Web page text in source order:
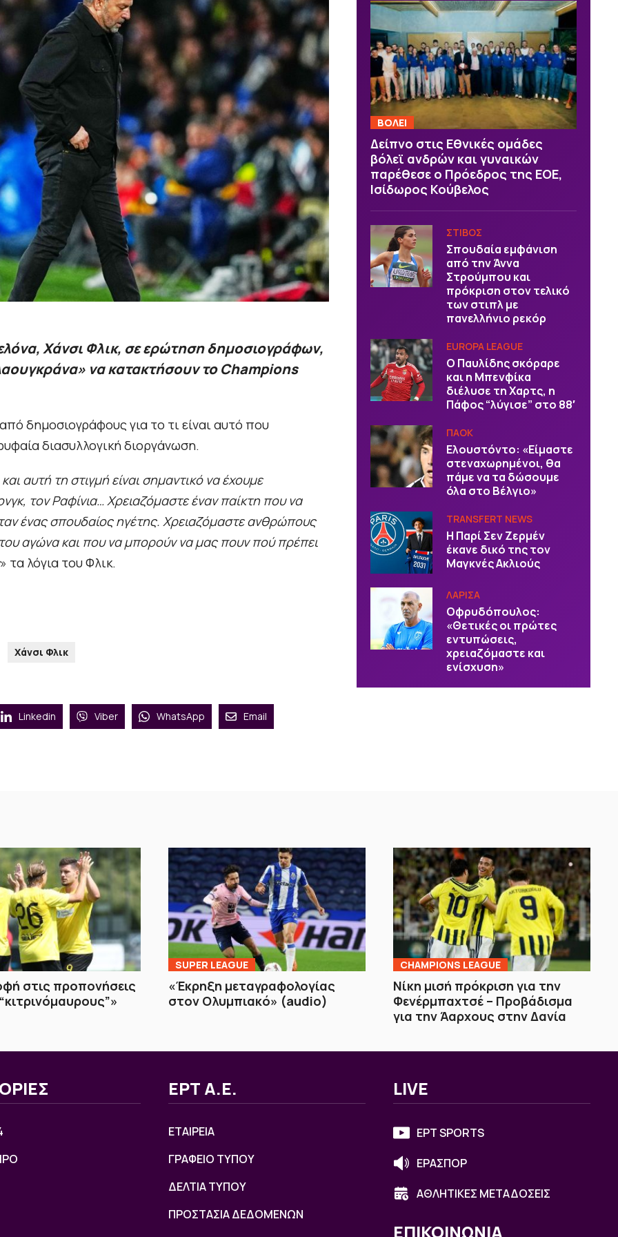
Χάνσι Φλικ, σε ερώτηση δημοσιογράφων,
να κατακτήσουν το Champions
δημοσιογράφους για το τι είναι αυτό που
διασυλλογική διοργάνωση.
αυτή τη στιγμή είναι σημαντικό να έχουμε
τον Ραφίνια… Χρειαζόμαστε έναν παίκτη που να
ένας σπουδαίος ηγέτης. Χρειαζόμαστε ανθρώπους
του αγώνα και που να μπορούν να μας πουν πού πρέπει
» τα λόγια του Φλικ.
Χάνσι Φλικ
Linkedin Viber WhatsApp Email
ΒOΛΕΙ
Δείπνο στις Εθνικές ομάδες
βόλεϊ ανδρών και γυναικών
παρέθεσε ο Πρόεδρος της ΕΟΕ,
Ισίδωρος Κούβελος
ΣΤΙΒΟΣ
Σπουδαία εμφάνιση
από την Άννα
Στρούμπου και
πρόκριση στον τελικό
των στιπλ με
πανελλήνιο ρεκόρ
EUROPA LEAGUE
Ο Παυλίδης σκόραρε
και η Μπενφίκα
διέλυσε τη Χαρτς, η
Πάφος “λύγισε” στο 88′
ΠΑΟΚ
Ελουστόντο: «Είμαστε
στεναχωρημένοι, θα
πάμε να τα δώσουμε
όλα στο Βέλγιο»
TRANSFERT NEWS
Η Παρί Σεν Ζερμέν
έκανε δικό της τον
Μαγκνές Ακλιούς
ΛΑΡΙΣΑ
Οφρυδόπουλος:
«Θετικές οι πρώτες
εντυπώσεις,
χρειαζόμαστε και
ενίσχυση»
στις προπονήσεις
SUPER LEAGUE
«Έκρηξη μεταγραφολογίας
στον Ολυμπιακό» (audio)
CHAMPIONS LEAGUE
Νίκη μισή πρόκριση για την
Φενέρμπαχτσέ – Προβάδισμα
για την Άαρχους στην Δανία
ΕΡΤ Α.Ε.
ΕΤΑΙΡΕΙΑ
ΓΡΑΦΕΙΟ ΤΥΠΟΥ
ΔΕΛΤΙΑ ΤΥΠΟΥ
ΠΡΟΣΤΑΣΙΑ ΔΕΔΟΜΕΝΩΝ
LIVE
ΕΡΤ SPORTS
ΕΡΑΣΠΟΡ
ΑΘΛΗΤΙΚΕΣ ΜΕΤΑΔΟΣΕΙΣ
ΕΠΙΚΟΙΝΩΝΙΑ